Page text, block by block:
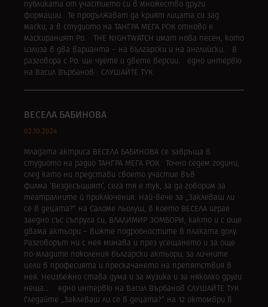
публиката от участието си в множество други
формации. Те продължават да крият лицата си зад
маски, а в студиото на ТАНГРА МЕГА РОК отново е
маскираният Ро. THE NIGHTWATCH имат нова песен, кото
излиза в два варианта – на български и на английски. В
разговора с Ро. ще чуете и двете версии. едно интервю
на Васил Върбанов СЛУШАЙТЕ ТУК
ВЕСЕЛА БАБИНОВА
02.10.2024
Младата актриса ВЕСЕЛА БАБИНОВА се завръща в
студиото на радио ТАНГРА МЕГА РОК. Точно седем години,
след като ни представи своето участие във
филма ‘Вездесъщият’, сега тя е тук, за да говорим за
театралните й приключения. Най-вече за „Заклеваш ли
се в децата?“ на Саломе Льолуш, в което ВЕСЕЛА играе
заедно със съпруга си, ВЛАДИМИР ЗОМБОРИ, както и с още
двама актьори – вижте подробностите в плаката долу.
Разговорът ни с нея минава и през усещането и за още
по-младите поколения български актьори, за личните
цели в професията и прескачането на препятствия в
нея. Неизбежно става дума и за музика и за няколко други
неща… едно интервю на Васил Върбанов СЛУШАЙТЕ ТУК
Гледайте „Заклеваш ли се в децата?“ на 12 октомври в